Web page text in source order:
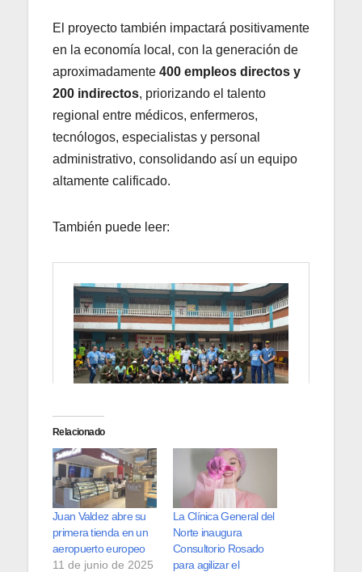
El proyecto también impactará positivamente
en la economía local, con la generación de
aproximadamente 400 empleos directos y
200 indirectos, priorizando el talento
regional entre médicos, enfermeros,
tecnólogos, especialistas y personal
administrativo, consolidando así un equipo
altamente calificado.
También puede leer:
Relacionado
Juan Valdez abre su
primera tienda en un
aeropuerto europeo
11 de junio de 2025
La Clínica General del
Norte inaugura
Consultorio Rosado
para agilizar el